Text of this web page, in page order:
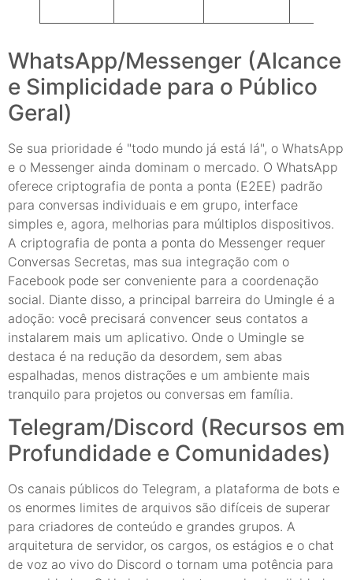
WhatsApp/Messenger (Alcance
e Simplicidade para o Público
Geral)
Se sua prioridade é "todo mundo já está lá", o WhatsApp
e o Messenger ainda dominam o mercado. O WhatsApp
oferece criptografia de ponta a ponta (E2EE) padrão
para conversas individuais e em grupo, interface
simples e, agora, melhorias para múltiplos dispositivos.
A criptografia de ponta a ponta do Messenger requer
Conversas Secretas, mas sua integração com o
Facebook pode ser conveniente para a coordenação
social. Diante disso, a principal barreira do Umingle é a
adoção: você precisará convencer seus contatos a
instalarem mais um aplicativo. Onde o Umingle se
destaca é na redução da desordem, sem abas
espalhadas, menos distrações e um ambiente mais
tranquilo para projetos ou conversas em família.
Telegram/Discord (Recursos em
Profundidade e Comunidades)
Os canais públicos do Telegram, a plataforma de bots e
os enormes limites de arquivos são difíceis de superar
para criadores de conteúdo e grandes grupos. A
arquitetura de servidor, os cargos, os estágios e o chat
de voz ao vivo do Discord o tornam uma potência para